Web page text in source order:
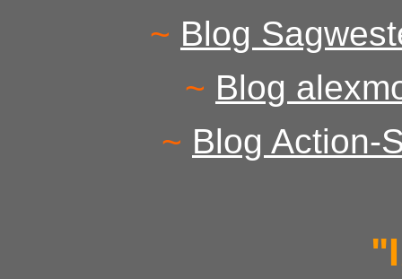
~ Blog
~ Blog
~ Blog Action-